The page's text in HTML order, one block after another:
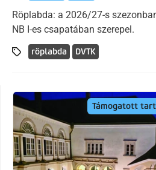
Röplabda: a 2026/27-s
NB I-es csapatában szerepel.
röplabda DVTK
Támogatott